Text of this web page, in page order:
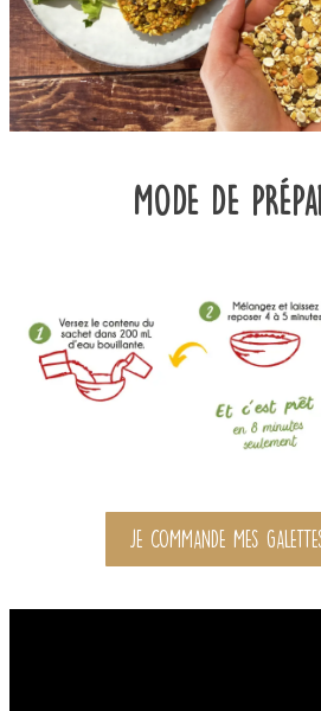
MODE DE
JE COMMANDE MES